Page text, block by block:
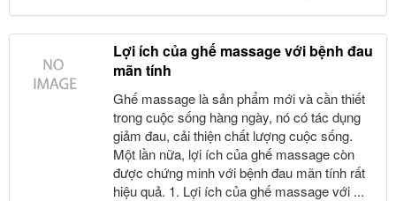
Lợi ích của ghế massage với bệnh đau
mãn tính
Ghế massage là sản phẩm mới và cần thiết
trong cuộc sống hàng ngày, nó có tác dụng
giảm đau, cải thiện chất lượng cuộc sống.
Một lần nữa, lợi ích của ghế massage còn
được chứng minh với bệnh đau mãn tính rất
hiệu quả. 1. Lợi ích của ghế massage với ...